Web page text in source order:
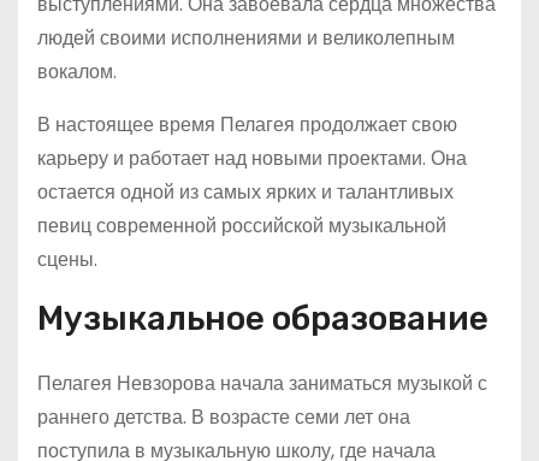
людей своими исполнениями и великолепным
вокалом.
В настоящее время Пелагея продолжает свою
карьеру и работает над новыми проектами. Она
остается одной из самых ярких и талантливых
певиц современной российской музыкальной
сцены.
Музыкальное образование
Пелагея Невзорова начала заниматься музыкой с
раннего детства. В возрасте семи лет она
поступила в музыкальную школу, где начала